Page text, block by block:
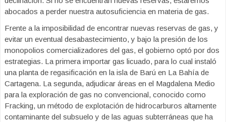
abocados a perder nuestra autosuficiencia en materia de gas.
Frente a la imposibilidad de encontrar nuevas reservas de gas, y
evitar un eventual desabastecimiento, y bajo la presión de los
monopolios comercializadores del gas, el gobierno optó por dos
estrategias. La primera importar gas licuado, para lo cual instaló
una planta de regasificación en la isla de Barú en La Bahía de
Cartagena. La segunda, adjudicar áreas en el Magdalena Medio
para la exploración de gas no convencional, conocido como
Fracking, un método de explotación de hidrocarburos altamente
contaminante del subsuelo y de las aguas subterráneas que ha